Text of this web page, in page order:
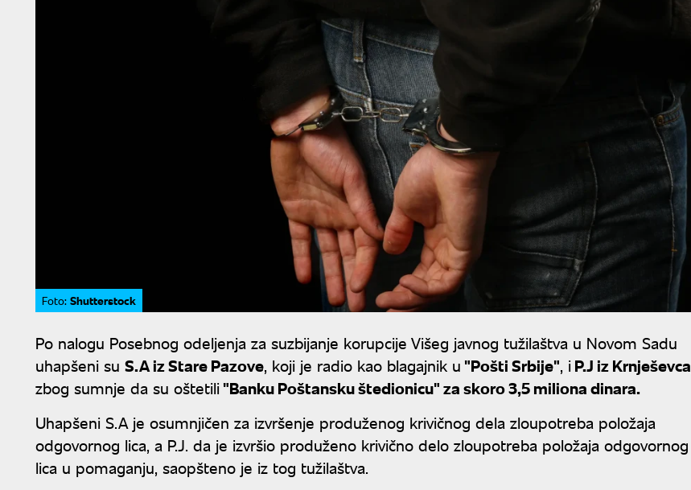
Foto: Shutterstock
Po nalogu Posebnog odeljenja za suzbijanje korupcije Višeg javnog tužilaštva u Novom Sadu
uhapšeni su S.A iz Stare Pazove, koji je radio kao blagajnik u "Pošti Srbije", i P.J iz Krnješevca
zbog sumnje da su oštetili "Banku Poštansku štedionicu" za skoro 3,5 miliona dinara.
Uhapšeni S.A je osumnjičen za izvršenje produženog krivičnog dela zloupotreba položaja
odgovornog lica, a P.J. da je izvršio produženo krivično delo zloupotreba položaja odgovornog
lica u pomaganju, saopšteno je iz tog tužilaštva.